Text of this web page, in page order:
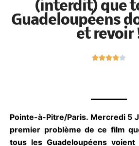
(interdit) que
Guadeloupéens
voir et
N
4
u
r
5
Pointe-à-Pitre/Paris. Mercredi 5
Le premier problème de ce
que tous les Guadeloupéens